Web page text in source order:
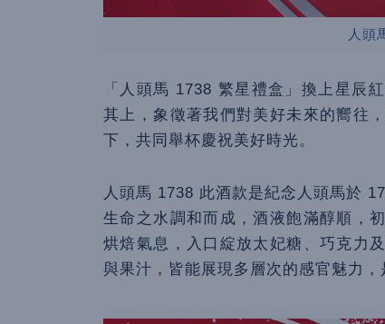
人頭
「人頭馬 1738 繁星禮盒」換上星辰
其上，象徵著我們對美好未來的嚮往
下，共同舉杯慶祝美好時光。
人頭馬 1738 此酒款是紀念人頭馬於
生命之水調和而成，酒液飽滿醇順，
烘焙氣息，入口綻放太妃糖、巧克力
與果汁，皆能展現多層次的感官魅力，